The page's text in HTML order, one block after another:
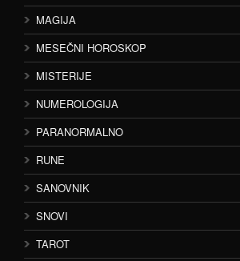
MAGIJA
MESEČNI HOROSKOP
MISTERIJE
NUMEROLOGIJA
PARANORMALNO
RUNE
SANOVNIK
SNOVI
TAROT